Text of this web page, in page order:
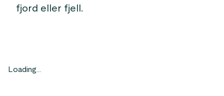
fjord eller fjell.
Loading...